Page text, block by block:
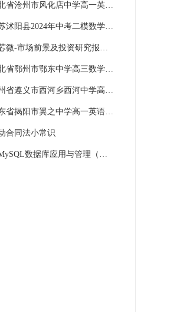
河北省沧州市风化店中学高一英语联考试题含解析
江苏沭阳县2024年中考二模数学试题含解析
瑞芯微-市场前景及投资研究报告-AIoT领域SoC生态赋能,OpenAI,Sora模型
湖北省鄂州市鄂东中学高三数学文联考试题含解析
贵州省遵义市西河乡西河中学高一英语模拟试题含解析
广东省揭阳市翼之中学高一英语知识点试题含解析
合同法小常识
《MySQL数据库应用与管理（第3版）》 第8章 单元习题（单元八）-有答案